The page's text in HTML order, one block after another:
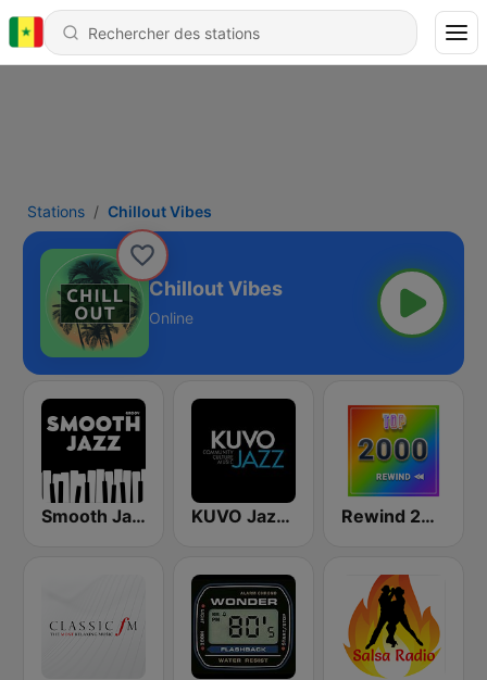
Stations Chillout Vibes
Chillout Vibes
Online
Smooth Jazz - Groov KUVO Jazz 89.3 FM Rewind 2000's